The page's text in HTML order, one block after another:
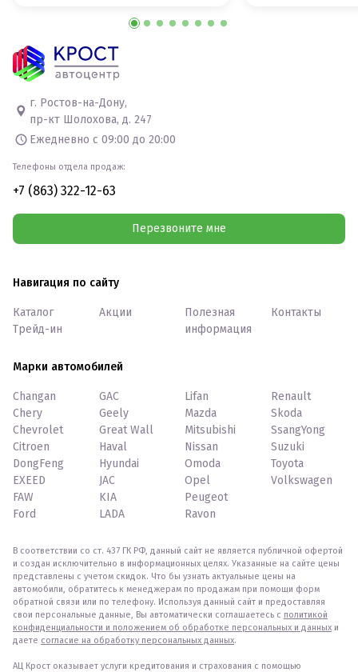
г. Ростов-на-Дону,
пр-кт Шолохова, д. 247
Ежедневно с 09:00 до 20:00
Телефоны отдела продаж:
+7 (863) 322-12-63
Перезвоните мне
Навигация по сайту
Каталог
Трейд-ин
Акции
Полезная
информация
Контакты
Марки автомобилей
Changan
Chery
Chevrolet
Citroen
DongFeng
EXEED
FAW
Ford
GAC
Geely
Great Wall
Haval
Hyundai
JAC
KIA
LADA
Lifan
Mazda
Mitsubishi
Nissan
Omoda
Opel
Peugeot
Ravon
Renault
Skoda
SsangYong
Suzuki
Toyota
Volkswagen
В соответствии со ст. 437 ГК РФ, данный сайт не является публичной офертой
и создан исключительно в информационных целях. Указанные на сайте цены
представлены с учетом скидок. Что бы узнать актуальные цены на
автомобили, обратитесь к менеджерам по продажам при помощи форм
обратной связи или по телефону. Используя данный сайт и предоставляя
свои персональные данные, Вы автоматически соглашаетесь с политикой
конфиденциальности и положением об обработке персональных и данных и
даете согласие на обработку персональных данных.
АЦ Крост оказывает услуги кредитования и страхования с помощью